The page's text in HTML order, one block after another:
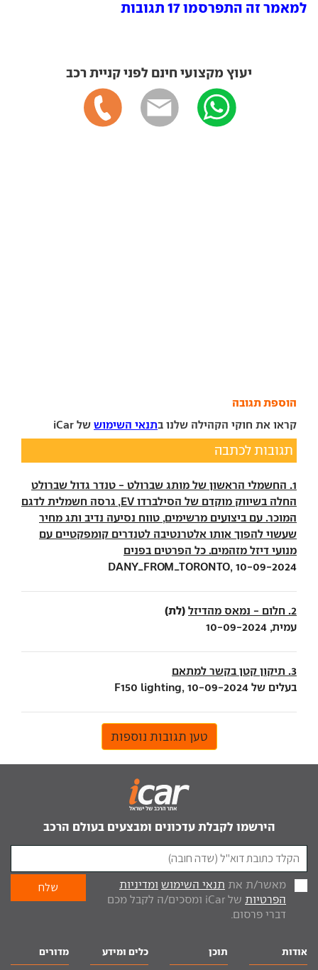
למאמר זה התפרסמו 17 תגובות
יעוץ מקצועי חינם לפני קניית רכב
הוספת תגובה
קראו את חוקי הקהילה שלנו בתנאי השימוש של iCar
תגובות לכתבה
1. החשמלי הראשון של מותג שברולט - טנדר גדול שברולט
החלה בשיווק מוקדם של הסילברדו EV, גרסה חשמלית לדגם
המוכר. עם ביצועים מרשימים, טווח נסיעה נדיב ותג מחיר
שעשוי להפוך אותו אלטרנטיבה לטנדרים קומפקטיים עם
מנועי דיזל מזהמים. כל הפרטים בפנים
DANY_FROM_TORONTO, 10-09-2024
2. חלום - נמאס מהדיזל (לת)
עמית, 10-09-2024
3. תיקון קטן בקשר למתאם
בעלים של F150 lighting, 10-09-2024
טען תגובות נוספות
הירשמו לקבלת עדכונים ומבצעים בעולם הרכב
מאשר/ת את תנאי השימוש ומדיניות
הפרטיות
של iCar ומסכים/ה לקבל מכם
דברי פרסום.
אודות תוכן כלים ומידע מדורים